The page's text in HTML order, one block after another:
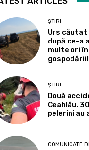
ȘTIRI
Urs căutat
după ce-a
multe ori
ȘTIRI
Două
Ceahlău,
pelerini au
COMUNICATE